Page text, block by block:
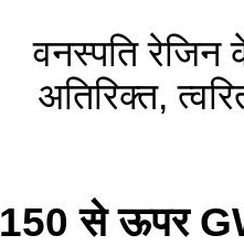
वनस्पति रेजिन
अतिरिक्त,
150 से ऊपर